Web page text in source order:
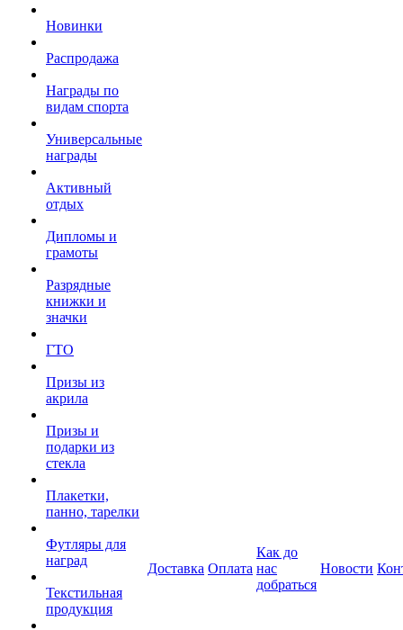
Новинки
Распродажа
Награды по
видам спорта
Универсальные
награды
Активный
отдых
Дипломы и
грамоты
Разрядные
книжки и
значки
ГТО
Призы из
акрила
Призы и
подарки из
стекла
Плакетки,
панно, тарелки
Футляры для
наград
Текстильная
продукция
Доставка Оплата
Как до
нас
добраться
Новости